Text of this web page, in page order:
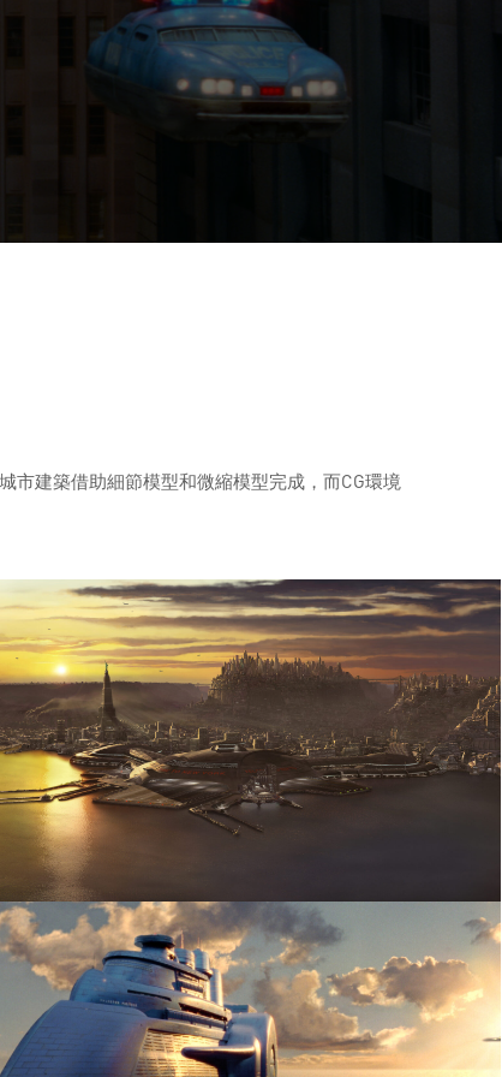
市建築借助細節模型和微縮模型完成，而CG環境